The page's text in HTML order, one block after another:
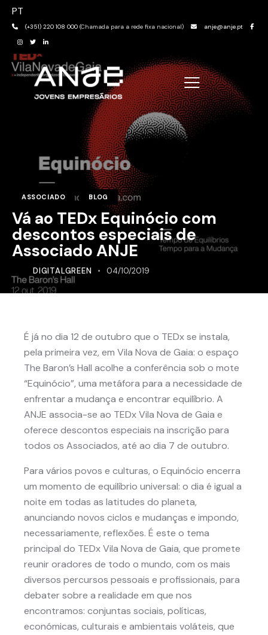
PT
(+351) 220 108 000 (Chamada para a rede fixa nacional) anje@anje.pt
ASSOCIADO BLOG
Vá ao TEDx Equinócio com
descontos especiais de
Associado ANJE
DIGITALGREEN 04/10/2019
É já no dia 12 de outubro que o TEDx se instala,
pela primeira vez, em Vila Nova de Gaia: o espaço
The Baron’s Hall acolhe a conferência sob o mote
“Equinócio”, uma metáfora para a necessidade de
enfrentar a mudança e encontrar equilíbrio. A
ANJE associa-se ao TEDx Vila Nova de Gaia e
oferece descontos especiais na inscrição para
todos os Associados, até ao dia 7 de outubro.
Para vários povos e culturas, o Equinócio encerra
um momento de equilíbrio universal: o dia é igual a
noite em todas as latitudes do planeta,
anunciando novos ciclos e mudanças e impondo,
necessariamente, reflexões. É este o tema
principal do TEDx Vila Nova de Gaia, que promete
reunir oradores de todo o mundo, com os mais
diversos percursos pessoais e profissionais, para
debater sobre a realidade em que nos
encontramos: conjuntas sociais, políticas,
económicas, culturais e ambientais voláteis, que